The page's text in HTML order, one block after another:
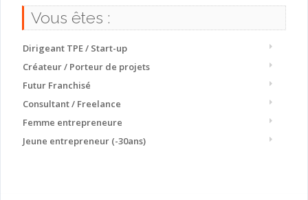
Vous êtes :
Dirigeant TPE / Start-up
Créateur / Porteur de projets
Futur Franchisé
Consultant / Freelance
Femme entrepreneure
Jeune entrepreneur (-30ans)